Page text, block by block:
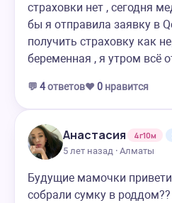
страховки нет , сегодня
бы я отправила заявку в
получить страховку как
беременная , я утром всё
💬 4ответов❤️ 0 нравится
Анастасия 4г10м
5 лет назад · Алматы
Будущие мамочки
собрали сумку в